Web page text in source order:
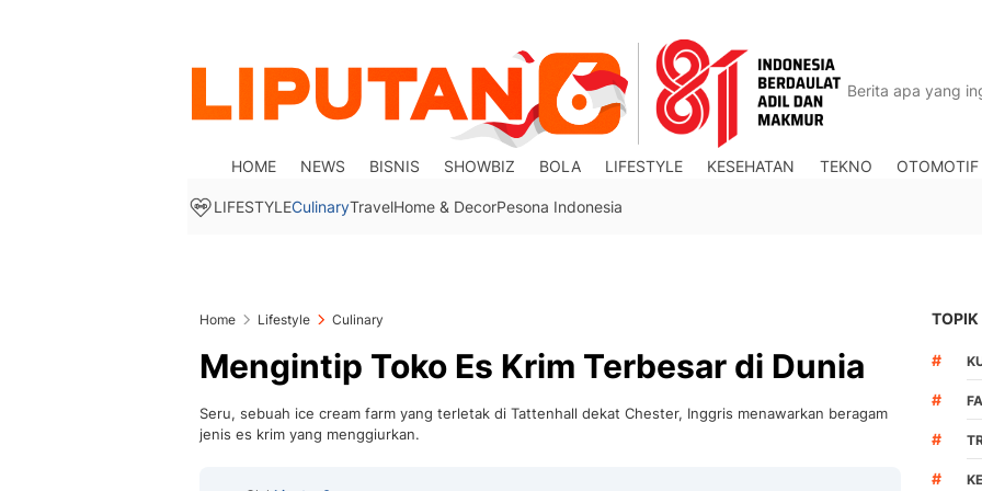
HOME NEWS BISNIS SHOWBIZ BOLA LIFESTYLE KESEHATAN TEKNO OTOMOTIF
LIFESTYLECulinaryTravelHome & DecorPesona Indonesia
Home Lifestyle Culinary
Mengintip Toko Es Krim Terbesar di Dunia
Seru, sebuah ice cream farm yang terletak di Tattenhall dekat Chester, Inggris menawarkan beragam
jenis es krim yang menggiurkan.
TOPIK
#
#
#
#